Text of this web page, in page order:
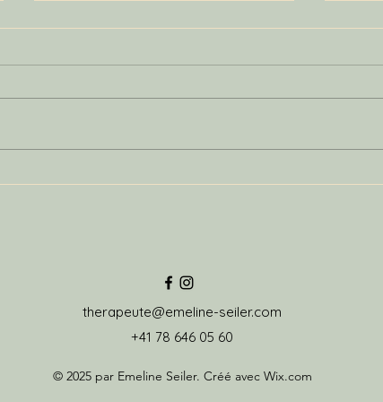
therapeute@emeline-seiler.com
+41 78 646 05 60
© 2025 par Emeline Seiler. Créé avec Wix.com